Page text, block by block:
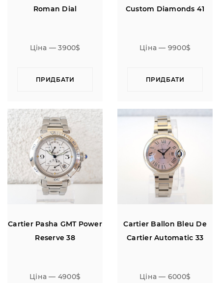
Roman Dial
Ціна — 3900$
ПРИДБАТИ
Custom Diamonds 41
Ціна — 9900$
ПРИДБАТИ
Cartier Pasha GMT Power
Reserve 38
Ціна — 4900$
Cartier Ballon Bleu De
Cartier Automatic 33
Ціна — 6000$